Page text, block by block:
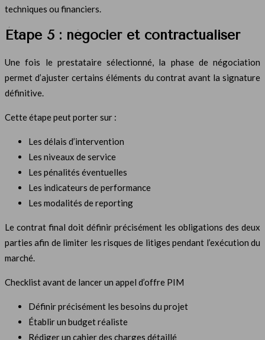
techniques ou financiers.
Étape 5 : négocier et contractualiser
Une fois le prestataire sélectionné, la phase de négociation
permet d’ajuster certains éléments du contrat avant la signature
définitive.
Cette étape peut porter sur :
Les délais d’intervention
Les niveaux de service
Les pénalités éventuelles
Les indicateurs de performance
Les modalités de reporting
Le contrat final doit définir précisément les obligations des deux
parties afin de limiter les risques de litiges pendant l’exécution du
marché.
Checklist avant de lancer un appel d’offre PIM
Définir précisément les besoins du projet
Établir un budget réaliste
Rédiger un cahier des charges détaillé